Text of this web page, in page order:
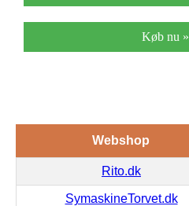
Køb nu »
Webshop
Rito.dk
SymaskineTorvet.dk